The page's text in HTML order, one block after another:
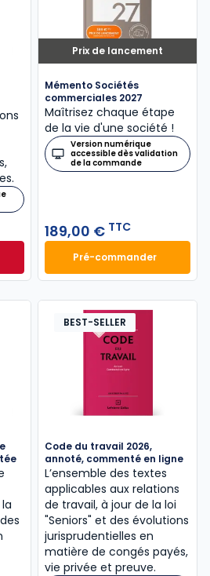
annoté à 49,00 € TTC
Prix de lancement
Mémento Sociétés
commerciales 2027
Maîtrisez chaque étape
de la vie d'une société !
Version numérique
accessible dès validation
de la commande
189,00 € TTC
Pré-commander
Mémento
BEST-SELLER
Code du travail 2026,
annoté, commenté en ligne
L’ensemble des textes
applicables aux relations
de travail, à jour de la loi
"Seniors" et des évolutions
jurisprudentielles en
matière de congés payés,
vie privée et preuve.